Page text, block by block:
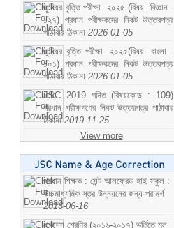
জুনিয়র বৃত্তি পরীক্ষা- ২০২৫ (বিষয়: বিজ্ঞান -
১২৭) প্রধান পরীক্ষকদের নিকট উত্তরপত্র
পাঠাবার ঠিকানা 2026-01-05
জুনিয়র বৃত্তি পরীক্ষা- ২০২৫(বিষয়: বাংলা -
১০১) প্রধান পরীক্ষকদের নিকট উত্তরপত্র
পাঠাবার ঠিকানা 2026-01-05
JSC 2019 গনিত (বিষয়কোড : 109)
প্রধান পরীক্ষগণের নিকট উত্তরপত্র পাঠাবার
ঠিকানা2019-11-25
View more
প্রধান শিক্ষক : সেন্ট আলফ্রেড হাই স্কুল :
উচ্চমাধ্যমিক স্তর উন্নয়নের জন্য পরামর্শ
2016-06-16
একাদশ শ্রেণির (২০১৬-২০১৭) ভর্তিতে মূল